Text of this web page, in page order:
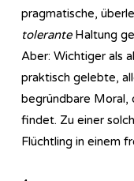
pragmatische,
toleranteHaltung
Aber: Wichtiger als
praktisch gelebte,
begründbare Moral,
findet. Zu einer
Flüchtling in einem